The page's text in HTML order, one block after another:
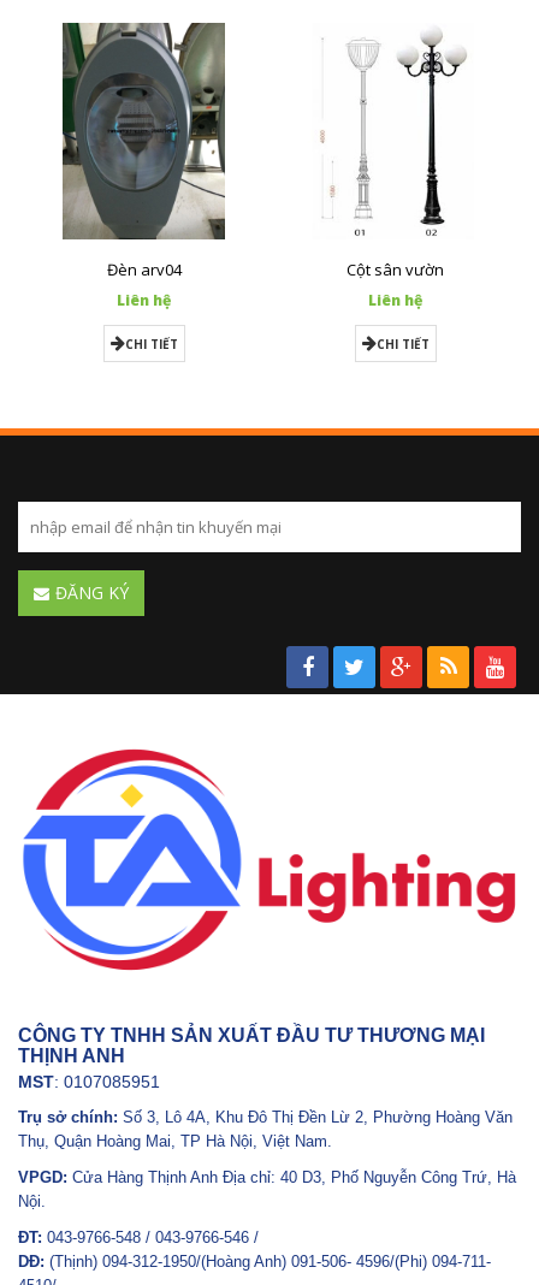
Đèn arv04
Liên hệ
CHI TIẾT
Cột sân vườn
Liên hệ
CHI TIẾT
ĐĂNG KÝ
CÔNG TY TNHH SẢN XUẤT ĐẦU TƯ THƯƠNG MẠI
THỊNH ANH
MST: 0107085951
Trụ sở chính: Số 3, Lô 4A, Khu Đô Thị Đền Lừ 2, Phường Hoàng Văn
Thụ, Quận Hoàng Mai, TP Hà Nội, Việt Nam.
VPGD: Cửa Hàng Thịnh Anh Địa chỉ: 40 D3, Phố Nguyễn Công Trứ, Hà
Nội.
ĐT: 043-9766-548 / 043-9766-546 /
DĐ: (Thịnh) 094-312-1950/(Hoàng Anh) 091-506- 4596/(Phi) 094-711-